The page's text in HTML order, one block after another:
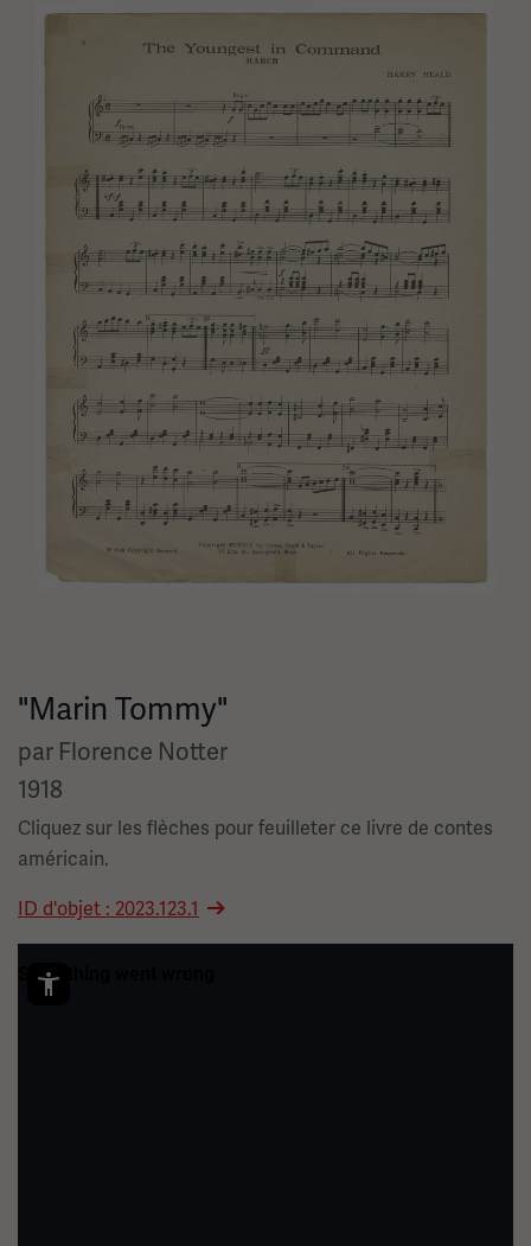
Image(s)
"Marin Tommy"
par Florence Notter
1918
Cliquez sur les flèches pour feuilleter ce livre de contes
américain.
ID d'objet : 2023.123.1